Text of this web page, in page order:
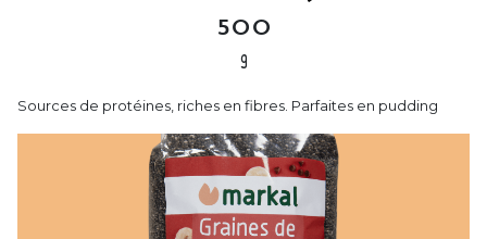
500
g
Sources de protéines, riches en fibres. Parfaites en pudding